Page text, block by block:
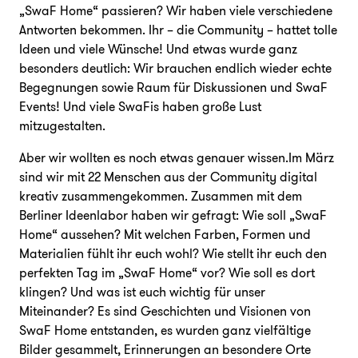
„SwaF Home“ passieren? Wir haben viele verschiedene
Antworten bekommen. Ihr – die Community – hattet tolle
Ideen und viele Wünsche! Und etwas wurde ganz
besonders deutlich: Wir brauchen endlich wieder echte
Begegnungen sowie Raum für Diskussionen und SwaF
Events! Und viele SwaFis haben große Lust
mitzugestalten.
Aber wir wollten es noch etwas genauer wissen.Im März
sind wir mit 22 Menschen aus der Community digital
kreativ zusammengekommen. Zusammen mit dem
Berliner Ideenlabor haben wir gefragt: Wie soll „SwaF
Home“ aussehen? Mit welchen Farben, Formen und
Materialien fühlt ihr euch wohl? Wie stellt ihr euch den
perfekten Tag im „SwaF Home“ vor? Wie soll es dort
klingen? Und was ist euch wichtig für unser
Miteinander? Es sind Geschichten und Visionen von
SwaF Home entstanden, es wurden ganz vielfältige
Bilder gesammelt, Erinnerungen an besondere Orte